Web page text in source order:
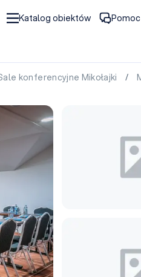
Katalog obiektów
konferencyjne Mikołajki /